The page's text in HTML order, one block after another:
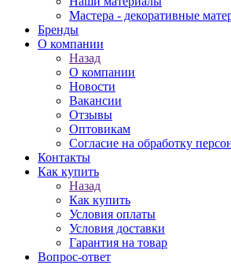
Мастера - декоративные
Бренды
О компании
Назад
О компании
Новости
Вакансии
Отзывы
Оптовикам
Cогласие на обработку
Контакты
Как купить
Назад
Как купить
Условия оплаты
Условия доставки
Гарантия на товар
Вопрос-ответ